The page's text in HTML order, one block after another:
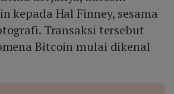
kepada Hal Finney, sesama
Transaksi tersebut
Bitcoin mulai dikenal